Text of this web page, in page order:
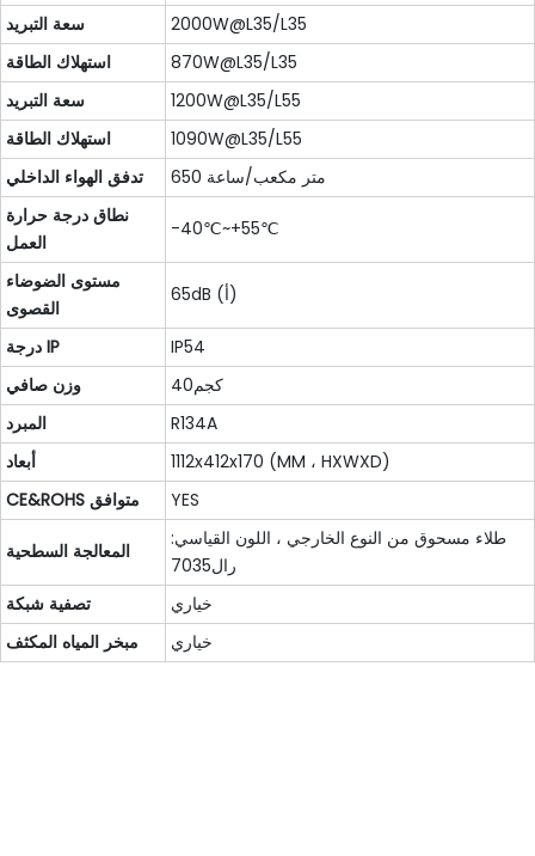
سعة التبريد
2000W@L35/L35
استهلاك الطاقة
870W@L35/L35
سعة التبريد
1200W@L35/L55
استهلاك الطاقة
1090W@L35/L55
تدفق الهواء الداخلي
650 متر مكعب/ساعة
نطاق درجة حرارة
العمل
-40℃~+55℃
مستوى الضوضاء
القصوى
65dB (أ)
درجة IP
IP54
وزن صافي
كجم40
المبرد
R134A
أبعاد
1112x412x170 (MM ، HXWXD)
CE&ROHS متوافق
YES
المعالجة السطحية
طلاء مسحوق من النوع الخارجي ، اللون القياسي:
رال7035
تصفية شبكة
خياري
مبخر المياه المكثف
خياري